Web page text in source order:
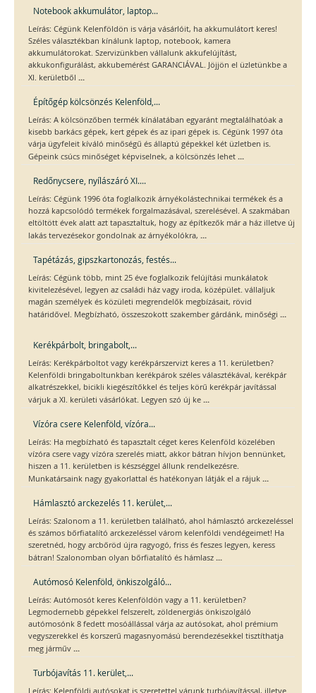
Notebook akkumulátor, laptop...
Leírás: Cégünk Kelenföldön is várja vásárlóit, ha akkumulátort keres!
Széles választékban kínálunk laptop, notebook, kamera
akkumulátorokat. Szervizünkben vállalunk akkufelújítást,
akkukonfigurálást, akkubemérést GARANCIÁVAL. Jöjjön el üzletünkbe a
XI. kerületből ...
Építőgép kölcsönzés Kelenföld,...
Leírás: A kölcsönzőben termék kínálatában egyaránt megtalálhatóak a
kisebb barkács gépek, kert gépek és az ipari gépek is. Cégünk 1997 óta
várja ügyfeleit kíváló minőségű és állaptú gépekkel két üzletben is.
Gépeink csúcs minőséget képviselnek, a kölcsönzés lehet ...
Redőnycsere, nyílászáró XI....
Leírás: Cégünk 1996 óta foglalkozik árnyékolástechnikai termékek és a
hozzá kapcsolódó termékek forgalmazásával, szerelésével. A szakmában
eltöltött évek alatt azt tapasztaltuk, hogy az építkezők már a ház illetve új
lakás tervezésekor gondolnak az árnyékolókra, ...
Tapétázás, gipszkartonozás, festés...
Leírás: Cégünk több, mint 25 éve foglalkozik felújítási munkálatok
kivitelezésével, legyen az családi ház vagy iroda, középület. vállaljuk
magán személyek és közületi megrendelők megbízásait, rövid
határidővel. Megbízható, összeszokott szakember gárdánk, minőségi ...
Kerékpárbolt, bringabolt,...
Leírás: Kerékpárboltot vagy kerékpárszervizt keres a 11. kerületben?
Kelenföldi bringaboltunkban kerékpárok széles választékával, kerékpár
alkatrészekkel, bicikli kiegészítőkkel és teljes körű kerékpár javítással
várjuk a XI. kerületi vásárlókat. Legyen szó új ke ...
Vízóra csere Kelenföld, vízóra...
Leírás: Ha megbízható és tapasztalt céget keres Kelenföld közelében
vízóra csere vagy vízóra szerelés miatt, akkor bátran hívjon bennünket,
hiszen a 11. kerületben is készséggel állunk rendelkezésre.
Munkatársaink nagy gyakorlattal és hatékonyan látják el a rájuk ...
Hámlasztó arckezelés 11. kerület,...
Leírás: Szalonom a 11. kerületben található, ahol hámlasztó arckezeléssel
és számos bőrfiatalító arckezeléssel várom kelenföldi vendégeimet! Ha
szeretnéd, hogy arcbőröd újra ragyogó, friss és feszes legyen, keress
bátran! Szalonomban olyan bőrfiatalító és hámlasz ...
Autómosó Kelenföld, önkiszolgáló...
Leírás: Autómosót keres Kelenföldön vagy a 11. kerületben?
Legmodernebb gépekkel felszerelt, zöldenergiás önkiszolgáló
autómosónk 8 fedett mosóállással várja az autósokat, ahol prémium
vegyszerekkel és korszerű magasnyomású berendezésekkel tisztíthatja
meg járműv ...
Turbójavítás 11. kerület,...